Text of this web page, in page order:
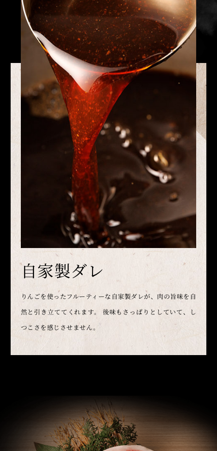
自家製ダレ
りんごを使ったフルーティーな自家製ダレが、肉の旨味を自
然と引き立ててくれます。
後味もさっぱりとしていて、し
つこさを感じさせません。